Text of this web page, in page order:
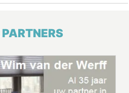
PARTNERS